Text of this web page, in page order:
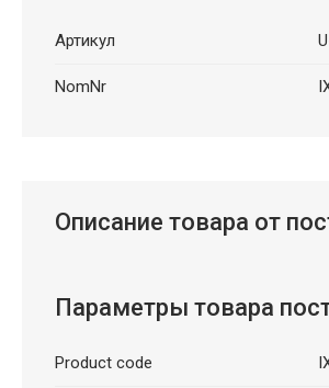
Артикул
NomNr
Описание товара от
Параметры товара
Product code